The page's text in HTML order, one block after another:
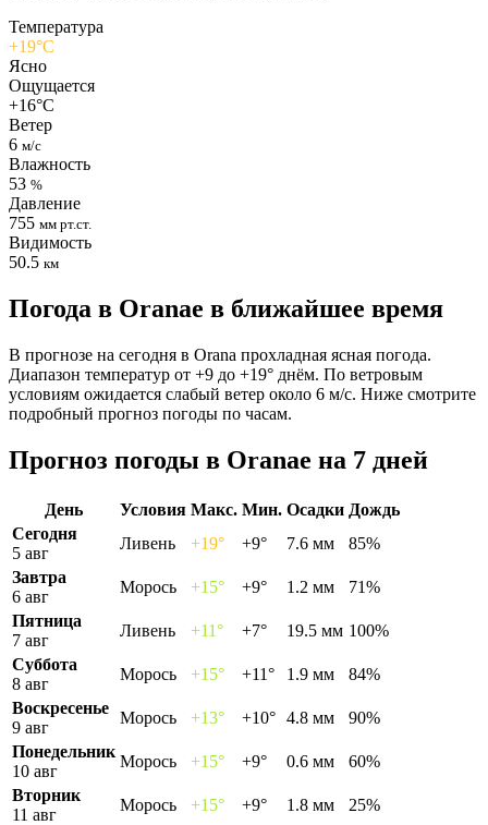
Температура
+19°C
Ясно
Ощущается
+16°C
Ветер
6 м/с
Влажность
53 %
Давление
755 мм рт.ст.
Видимость
50.5 км
Погода в Oranaе в ближайшее время
В прогнозе на сегодня в Orana прохладная ясная погода.
Диапазон температур от +9 до +19° днём. По ветровым
условиям ожидается слабый ветер около 6 м/с. Ниже смотрите
подробный прогноз погоды по часам.
Прогноз погоды в Oranaе на 7 дней
День Условия Макс. Мин. Осадки Дождь
Сегодня
5 авг
Ливень +19° +9° 7.6 мм
85%
Завтра
6 авг
Морось +15° +9° 1.2 мм
71%
Пятница
7 авг
Ливень +11° +7° 19.5 мм 100%
Суббота
8 авг
Морось +15° +11° 1.9 мм
84%
Воскресенье
9 авг
Морось +13° +10° 4.8 мм
90%
Понедельник
10 авг
Морось +15° +9° 0.6 мм
60%
Вторник
11 авг
Морось +15° +9° 1.8 мм 25%